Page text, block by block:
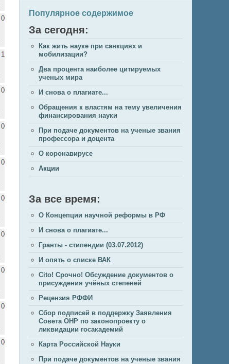
0
1
0
0
0
0
0
0
0
0
Популярное содержимое
За сегодня:
Как жить науке при санкциях и
мобилизации?
Два процента наиболее цитируемых
ученых мира
И снова о плагиате...
Обращения к властям на тему увеличения
финансирования науки
При подаче документов на ученые звания
профессора и доцента
О коронавирусе
Акции
За все время:
О Концепции научной реформы в РФ
И снова о плагиате...
Гранты - стипендии (03.07.2012)
И опять о списке ВАК
Cito! Срочно! Обсуждение документов о
присуждения учёных степеней
Рецензия РФФИ
Сбор подписей в поддержку Заявления
Совета ОНР по законопроекту о
ликвидации госакадемий
Карта Российской Науки
При подаче документов на ученые звания